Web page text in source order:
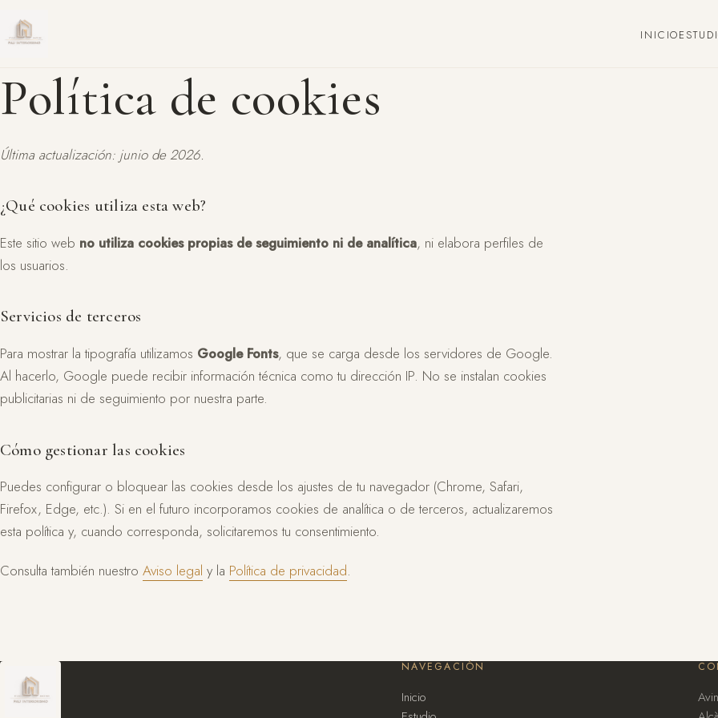
INICIO
Política de cookies
Última actualización: junio de 2026.
¿Qué cookies utiliza esta web?
Este sitio web no utiliza cookies propias de seguimiento ni de analítica, ni elabora perfiles de
los usuarios.
Servicios de terceros
Para mostrar la tipografía utilizamos Google Fonts, que se carga desde los servidores de Google.
Al hacerlo, Google puede recibir información técnica como tu dirección IP. No se instalan cookies
publicitarias ni de seguimiento por nuestra parte.
Cómo gestionar las cookies
Puedes configurar o bloquear las cookies desde los ajustes de tu navegador (Chrome, Safari,
Firefox, Edge, etc.). Si en el futuro incorporamos cookies de analítica o de terceros, actualizaremos
esta política y, cuando corresponda, solicitaremos tu consentimiento.
Consulta también nuestro Aviso legal y la Política de privacidad.
NAVEGACIÓN
Inicio